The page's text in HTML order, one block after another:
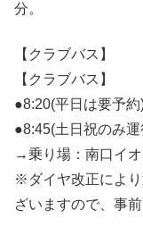
分。
【クラブバス】
【クラブバス】
●8:20(平日は要予約
●8:45(土日祝のみ運
→乗り場：南口イ
※ダイヤ改正によ
ざいますので、事